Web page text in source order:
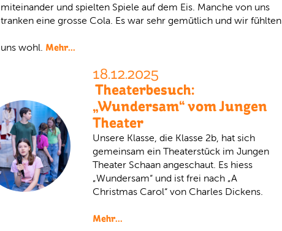
miteinander und spielten Spiele auf dem Eis. Manche von uns
tranken eine grosse Cola. Es war sehr gemütlich und wir fühlten
uns wohl. Mehr...
18.12.2025
Theaterbesuch:
„Wundersam“ vom Jungen
Theater
Unsere Klasse, die Klasse 2b, hat sich
gemeinsam ein Theaterstück im Jungen
Theater Schaan angeschaut. Es hiess
„Wundersam“ und ist frei nach „A
Christmas Carol“ von Charles Dickens.
Mehr...